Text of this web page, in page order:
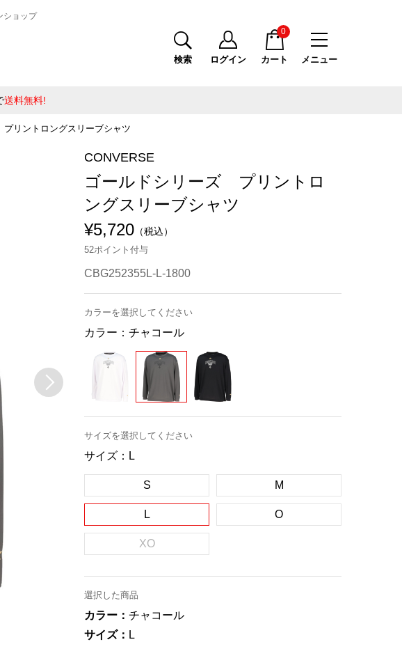
ショップ
メニュー
検索 ログイン カート
0
送料無料!
リントロングスリーブシャツ
CONVERSE
ゴールドシリーズ プリントロ
ングスリーブシャツ
¥5,720 （税込）
52ポイント付与
CBG252355L-L-1800
カラーを選択してください
カラー： チャコール
サイズを選択してください
サイズ： L
S M
L O
XO
選択した商品
カラー： チャコール
サイズ： L